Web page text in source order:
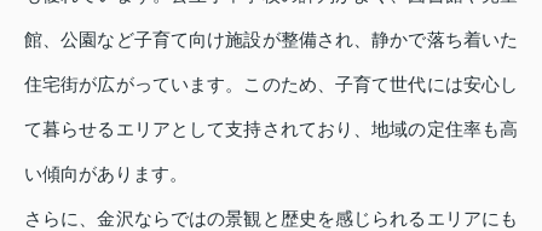
館、公園など子育て向け施設が整備され、静かで落ち着いた
住宅街が広がっています。このため、子育て世代には安心し
て暮らせるエリアとして支持されており、地域の定住率も高
い傾向があります。
さらに、金沢ならではの景観と歴史を感じられるエリアにも